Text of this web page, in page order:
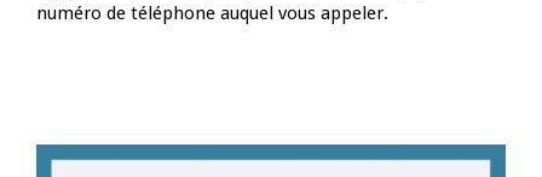
numéro de téléphone auquel vous appeler.